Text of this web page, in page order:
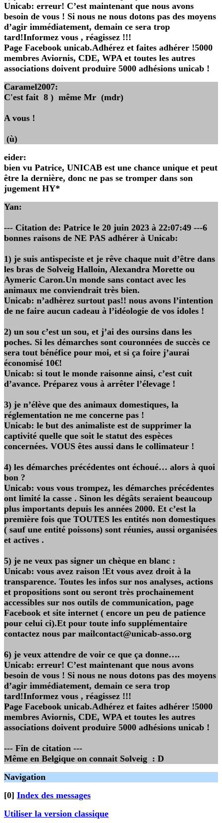
Unicab: erreur! C’est maintenant que nous avons
besoin de vous ! Si nous ne nous dotons pas des moyens
d’agir immédiatement, demain ce sera trop
tard!Informez vous , réagissez !!!
Page Facebook unicab.Adhérez et faites adhérer !5000
membres Aviornis, CDE, WPA et toutes les autres
associations doivent produire 5000 adhésions unicab !
Caramel2007:
C'est fait 8 ) même Mr (mdr)
A vous !
(ù)
eider:
bien vu Patrice, UNICAB est une chance unique et peut
être la dernière, donc ne pas se tromper dans son
jugement HY*
Yan:
--- Citation de: Patrice le 20 juin 2023 à 22:07:49 ---6
bonnes raisons de NE PAS adhérer à Unicab:
1) je suis antispeciste et je rêve chaque nuit d’être dans
les bras de Solveig Halloin, Alexandra Morette ou
Aymeric Caron.Un monde sans contact avec les
animaux me conviendrait très bien.
Unicab: n’adhèrez surtout pas!! nous avons l’intention
de ne faire aucun cadeau à l’idéologie de vos idoles !
2) un sou c’est un sou, et j’ai des oursins dans les
poches. Si les démarches sont couronnées de succès ce
sera tout bénéfice pour moi, et si ça foire j’aurai
économisé 10€!
Unicab: si tout le monde raisonne ainsi, c’est cuit
d’avance. Préparez vous à arrêter l’élevage !
3) je n’élève que des animaux domestiques, la
réglementation ne me concerne pas !
Unicab: le but des animaliste est de supprimer la
captivité quelle que soit le statut des espèces
concernées. VOUS êtes aussi dans le collimateur !
4) les démarches précédentes ont échoué… alors à quoi
bon ?
Unicab: vous vous trompez, les démarches précédentes
ont limité la casse . Sinon les dégâts seraient beaucoup
plus importants depuis les années 2000. Et c’est la
première fois que TOUTES les entités non domestiques
( sauf une entité poissons) sont réunies, aussi organisées
et actives .
5) je ne veux pas signer un chèque en blanc :
Unicab: vous avez raison !Et vous avez droit à la
transparence. Toutes les infos sur nos analyses, actions
et propositions sont ou seront très prochainement
accessibles sur nos outils de communication, page
Facebook et site internet ( encore un peu de patience
pour celui ci).Et pour toute info supplémentaire
contactez nous par mailcontact@unicab-asso.org
6) je veux attendre de voir ce que ça donne….
Unicab: erreur! C’est maintenant que nous avons
besoin de vous ! Si nous ne nous dotons pas des moyens
d’agir immédiatement, demain ce sera trop
tard!Informez vous , réagissez !!!
Page Facebook unicab.Adhérez et faites adhérer !5000
membres Aviornis, CDE, WPA et toutes les autres
associations doivent produire 5000 adhésions unicab !
--- Fin de citation ---
Même en Belgique on connait Solveig : D
Navigation
[0] Index des messages
Utiliser la version classique